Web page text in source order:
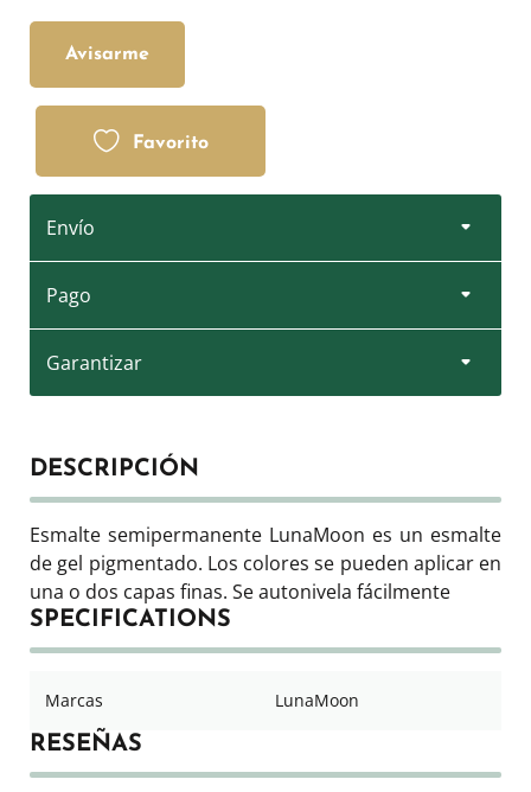
Avisarme
Favorito
Envío
Pago
Garantizar
DESCRIPCIÓN
Esmalte semipermanente LunaMoon es un esmalte
de gel pigmentado. Los colores se pueden aplicar en
una o dos capas finas. Se autonivela fácilmente
SPECIFICATIONS
Marcas LunaMoon
RESEÑAS